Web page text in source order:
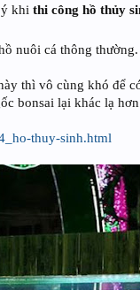
ý khithi công hồ thủy
nuôi cá thông
thì vô cùng khó để
bonsai lại khác lạ
thuy-sinh.html